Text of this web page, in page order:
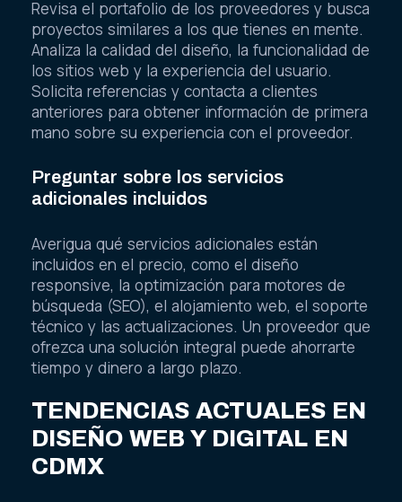
Revisa el portafolio de los proveedores y busca
proyectos similares a los que tienes en mente.
Analiza la calidad del diseño, la funcionalidad de
los sitios web y la experiencia del usuario.
Solicita referencias y contacta a clientes
anteriores para obtener información de primera
mano sobre su experiencia con el proveedor.
Preguntar sobre los servicios
adicionales incluidos
Averigua qué servicios adicionales están
incluidos en el precio, como el diseño
responsive, la optimización para motores de
búsqueda (SEO), el alojamiento web, el soporte
técnico y las actualizaciones. Un proveedor que
ofrezca una solución integral puede ahorrarte
tiempo y dinero a largo plazo.
TENDENCIAS ACTUALES EN
DISEÑO WEB Y DIGITAL EN
CDMX